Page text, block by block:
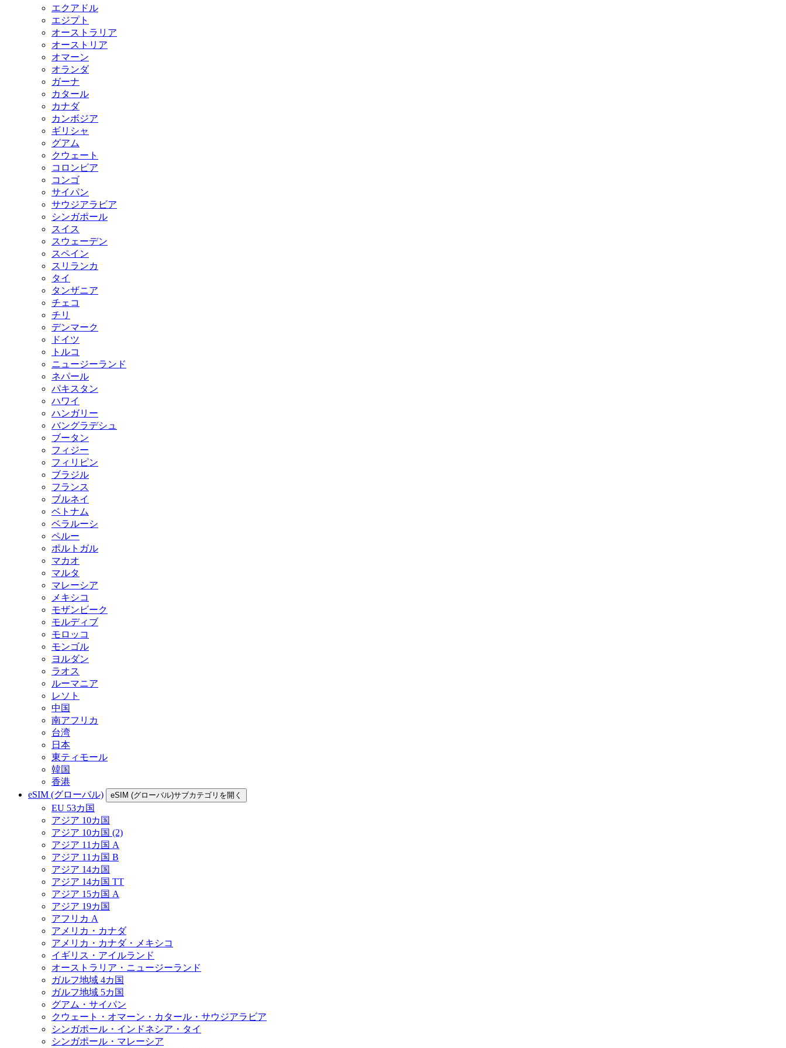
エクアドル
エジプト
オーストラリア
オーストリア
オマーン
オランダ
ガーナ
カタール
カナダ
カンボジア
ギリシャ
グアム
クウェート
コロンビア
コンゴ
サイパン
サウジアラビア
シンガポール
スイス
スウェーデン
スペイン
スリランカ
タイ
タンザニア
チェコ
チリ
デンマーク
ドイツ
トルコ
ニュージーランド
ネパール
パキスタン
ハワイ
ハンガリー
バングラデシュ
ブータン
フィジー
フィリピン
ブラジル
フランス
ブルネイ
ベトナム
ベラルーシ
ペルー
ポルトガル
マカオ
マルタ
マレーシア
メキシコ
モザンビーク
モルディブ
モロッコ
モンゴル
ヨルダン
ラオス
ルーマニア
レソト
中国
南アフリカ
台湾
日本
東ティモール
韓国
香港
eSIM (グローバル)
eSIM (グローバル)サブカテゴリを開く
EU 53カ国
アジア 10カ国
アジア 10カ国 (2)
アジア 11カ国 A
アジア 11カ国 B
アジア 14カ国
アジア 14カ国 TT
アジア 15カ国 A
アジア 19カ国
アフリカ A
アメリカ・カナダ
アメリカ・カナダ・メキシコ
イギリス・アイルランド
オーストラリア・ニュージーランド
ガルフ地域 4カ国
ガルフ地域 5カ国
グアム・サイパン
クウェート・オマーン・カタール・サウジアラビア
シンガポール・インドネシア・タイ
シンガポール・マレーシア